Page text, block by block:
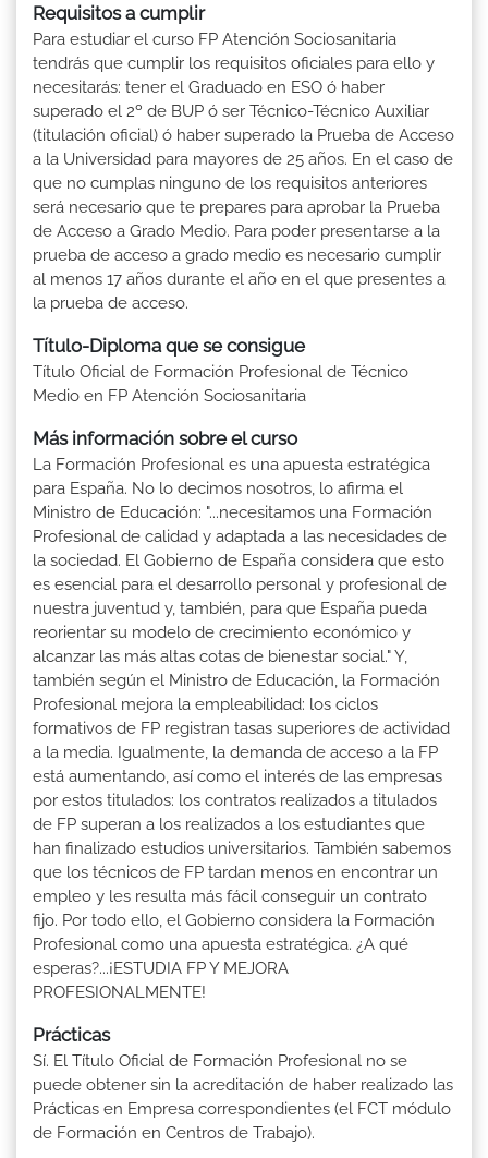
Requisitos a cumplir
Para estudiar el curso FP Atención Sociosanitaria
tendrás que cumplir los requisitos oficiales para ello y
necesitarás: tener el Graduado en ESO ó haber
superado el 2º de BUP ó ser Técnico-Técnico Auxiliar
(titulación oficial) ó haber superado la Prueba de Acceso
a la Universidad para mayores de 25 años. En el caso de
que no cumplas ninguno de los requisitos anteriores
será necesario que te prepares para aprobar la Prueba
de Acceso a Grado Medio. Para poder presentarse a la
prueba de acceso a grado medio es necesario cumplir
al menos 17 años durante el año en el que presentes a
la prueba de acceso.
Título-Diploma que se consigue
Título Oficial de Formación Profesional de Técnico
Medio en FP Atención Sociosanitaria
Más información sobre el curso
La Formación Profesional es una apuesta estratégica
para España. No lo decimos nosotros, lo afirma el
Ministro de Educación: "...necesitamos una Formación
Profesional de calidad y adaptada a las necesidades de
la sociedad. El Gobierno de España considera que esto
es esencial para el desarrollo personal y profesional de
nuestra juventud y, también, para que España pueda
reorientar su modelo de crecimiento económico y
alcanzar las más altas cotas de bienestar social." Y,
también según el Ministro de Educación, la Formación
Profesional mejora la empleabilidad: los ciclos
formativos de FP registran tasas superiores de actividad
a la media. Igualmente, la demanda de acceso a la FP
está aumentando, así como el interés de las empresas
por estos titulados: los contratos realizados a titulados
de FP superan a los realizados a los estudiantes que
han finalizado estudios universitarios. También sabemos
que los técnicos de FP tardan menos en encontrar un
empleo y les resulta más fácil conseguir un contrato
fijo. Por todo ello, el Gobierno considera la Formación
Profesional como una apuesta estratégica. ¿A qué
esperas?...¡ESTUDIA FP Y MEJORA
PROFESIONALMENTE!
Prácticas
Sí. El Título Oficial de Formación Profesional no se
puede obtener sin la acreditación de haber realizado las
Prácticas en Empresa correspondientes (el FCT módulo
de Formación en Centros de Trabajo).